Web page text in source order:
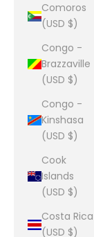
Comoros
(USD $)
Congo -
Brazzaville
(USD $)
Congo -
Kinshasa
(USD $)
Cook
Islands
(USD $)
Costa Rica
(USD $)